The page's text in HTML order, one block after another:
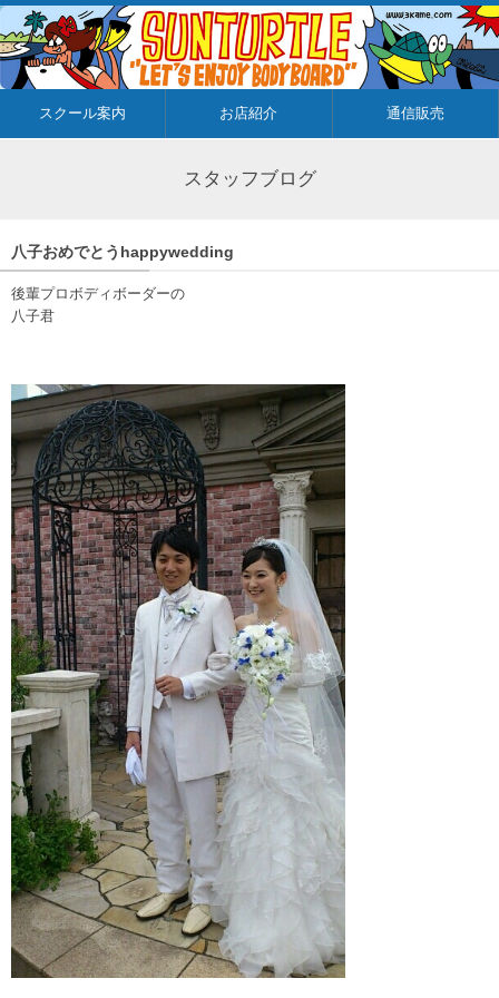
スクール案内 お店紹介 通信販売
スタッフブログ
八子おめでとうhappywedding
後輩プロボディボーダーの
八子君